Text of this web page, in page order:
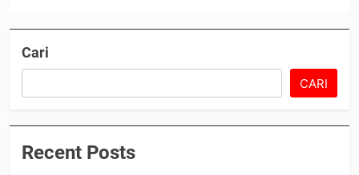
Cari
CARI
Recent Posts